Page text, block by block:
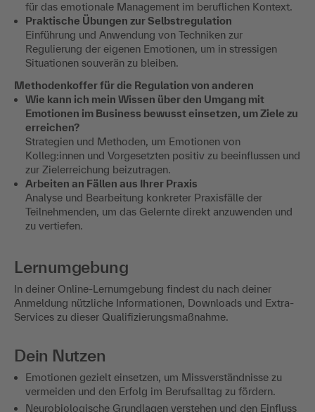
für das emotionale Management im beruflichen Kontext.
Praktische Übungen zur Selbstregulation
Einführung und Anwendung von Techniken zur
Regulierung der eigenen Emotionen, um in stressigen
Situationen souverän zu bleiben.
Methodenkoffer für die Regulation von anderen
Wie kann ich mein Wissen über den Umgang mit
Emotionen im Business bewusst einsetzen, um Ziele zu
erreichen?
Strategien und Methoden, um Emotionen von
Kolleg:innen und Vorgesetzten positiv zu beeinflussen und
zur Zielerreichung beizutragen.
Arbeiten an Fällen aus Ihrer Praxis
Analyse und Bearbeitung konkreter Praxisfälle der
Teilnehmenden, um das Gelernte direkt anzuwenden und
zu vertiefen.
Lernumgebung
In deiner Online-Lernumgebung findest du nach deiner
Anmeldung nützliche Informationen, Downloads und Extra-
Services zu dieser Qualifizierungsmaßnahme.
Dein Nutzen
Emotionen gezielt einsetzen, um Missverständnisse zu
vermeiden und den Erfolg im Berufsalltag zu fördern.
Neurobiologische Grundlagen verstehen und den Einfluss